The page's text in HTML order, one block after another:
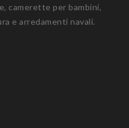
camerette per bambini,
e arredamenti navali.